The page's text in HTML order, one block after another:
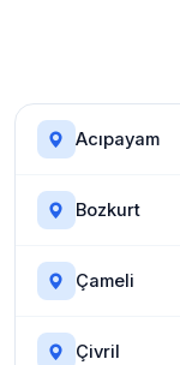
Acıpayam
Bozkurt
Çameli
Çivril